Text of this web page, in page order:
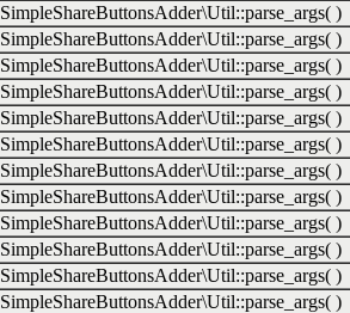
SimpleShareButtonsAdder\Util::parse_args( )
SimpleShareButtonsAdder\Util::parse_args( )
SimpleShareButtonsAdder\Util::parse_args( )
SimpleShareButtonsAdder\Util::parse_args( )
SimpleShareButtonsAdder\Util::parse_args( )
SimpleShareButtonsAdder\Util::parse_args( )
SimpleShareButtonsAdder\Util::parse_args( )
SimpleShareButtonsAdder\Util::parse_args( )
SimpleShareButtonsAdder\Util::parse_args( )
SimpleShareButtonsAdder\Util::parse_args( )
SimpleShareButtonsAdder\Util::parse_args( )
SimpleShareButtonsAdder\Util::parse_args( )